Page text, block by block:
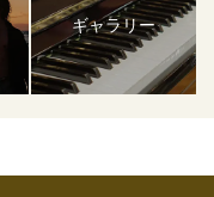
ギャラリー